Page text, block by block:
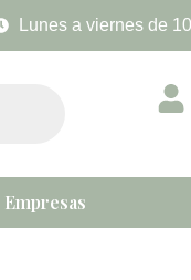
Lunes a viernes de
Empresas